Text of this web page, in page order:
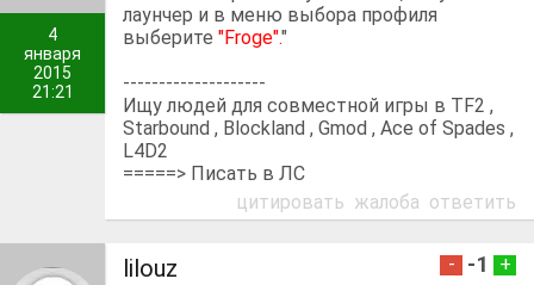
4
января
2015
21:21
лаунчер и в меню выбора профиля
выберите"Froge"."
--------------------
Ищу людей для совместной игры в TF2 ,
Starbound , Blockland , Gmod , Ace of Spades ,
L4D2
=====> Писать в ЛС
цитировать жалоба ответить
lilouz - -1 +